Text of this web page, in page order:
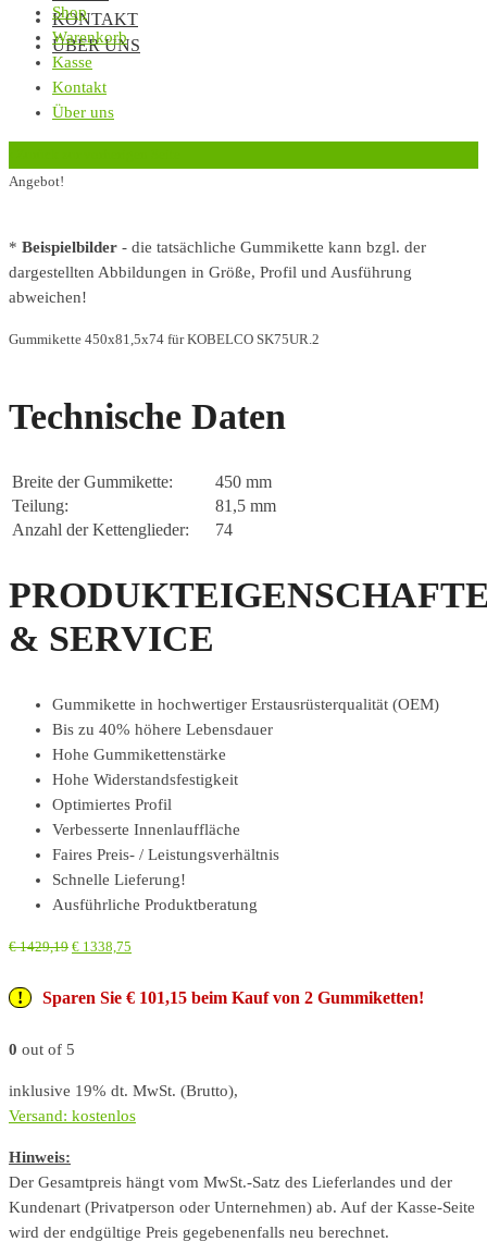
KONTAKT
ÜBER UNS
Shop
Warenkorb
Kasse
Kontakt
Über uns
Angebot!
* Beispielbilder - die tatsächliche Gummikette kann bzgl. der
dargestellten Abbildungen in Größe, Profil und Ausführung
abweichen!
Gummikette 450x81,5x74 für KOBELCO SK75UR.2
Technische Daten
Breite der Gummikette:
450 mm
Teilung:
81,5 mm
Anzahl der Kettenglieder:
74
& SERVICE
Gummikette in hochwertiger Erstausrüsterqualität (OEM)
Bis zu 40% höhere Lebensdauer
Hohe Gummikettenstärke
Hohe Widerstandsfestigkeit
Optimiertes Profil
Verbesserte Innenlauffläche
Faires Preis- / Leistungsverhältnis
Schnelle Lieferung!
Ausführliche Produktberatung
€1429,19 € 1338,75
Sparen Sie € 101,15 beim Kauf von 2 Gummiketten!
0 out of 5
inklusive 19% dt. MwSt. (Brutto),
Versand: kostenlos
Hinweis:
Der Gesamtpreis hängt vom MwSt.-Satz des Lieferlandes und der
Kundenart (Privatperson oder Unternehmen) ab. Auf der Kasse-Seite
wird der endgültige Preis gegebenenfalls neu berechnet.